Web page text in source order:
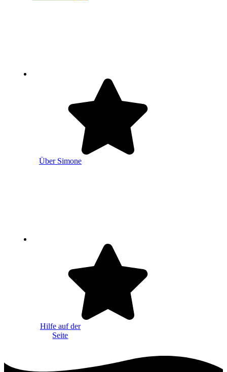
Über Simone
Hilfe auf der
Seite